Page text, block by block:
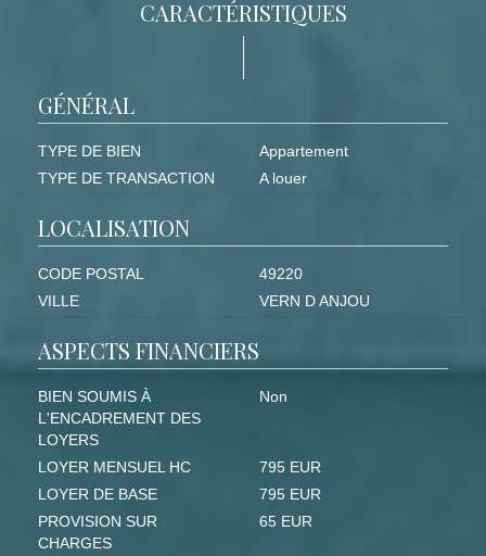
CARACTÉRISTIQUES
GÉNÉRAL
TYPE DE BIEN
Appartement
TYPE DE TRANSACTION
A louer
LOCALISATION
CODE POSTAL
49220
VILLE
VERN D ANJOU
ASPECTS FINANCIERS
BIEN SOUMIS À
L'ENCADREMENT DES
LOYERS
Non
LOYER MENSUEL HC
795 EUR
LOYER DE BASE
795 EUR
PROVISION SUR
CHARGES
65 EUR